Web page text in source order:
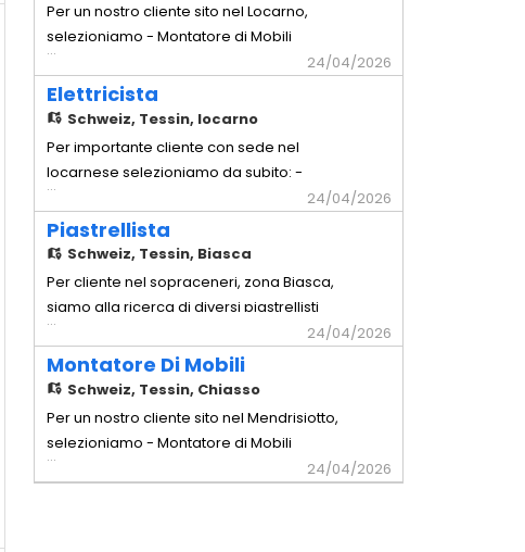
rinnovo - Stipendio secondo
Per un nostro cliente sito nel Locarno,
selezioniamo - Montatore di Mobili
Requisiti richiesti - Comprovata
esperienza pluriennale nella mansione -
Comprovata capacità a lavorare in
dell'attrezzatura di base - Disponibilità a
lavorare in Trasferta in Svizzera Interna
Offr
...
24/04/2026
Elettricista
Schweiz, Tessin, locarno
Per importante cliente con sede nel
locarnese selezioniamo da subito: -
Elettricista Mansioni - Installazione e
manutenzione di impianti elettrici civili e
industriali - Cablaggio e montaggio di
componenti - Posa di cavi, canaline e
tubazioni elettriche
...
24/04/2026
Piastrellista
Schweiz, Tessin, Biasca
Per cliente nel sopraceneri, zona Biasca,
siamo alla ricerca di diversi piastrellisti
con comprovata esperienza si lavorerà
su strutture di privati ed industriali
attrezzatura propria richiesta (esclusa la
...
24/04/2026
Montatore Di Mobili
Schweiz, Tessin, Chiasso
Per un nostro cliente sito nel Mendrisiotto,
selezioniamo - Montatore di Mobili
Requisiti richiesti - Comprovata
...
24/04/2026